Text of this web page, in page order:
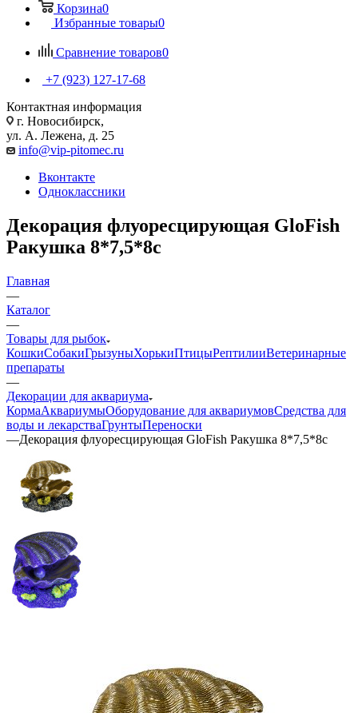
Корзина0
Избранные товары0
Сравнение товаров0
+7 (923) 127-17-68
Контактная информация
г. Новосибирск,
ул. А. Лежена, д. 25
info@vip-pitomec.ru
Вконтакте
Одноклассники
Декорация флуоресцирующая GloFish
Ракушка 8*7,5*8с
Главная
—
Каталог
—
Товары для рыбок
КошкиСобакиГрызуныХорькиПтицыРептилииВетеринарные
препараты
—
Декорации для аквариума
КормаАквариумыОборудование для аквариумовСредства для
воды и лекарстваГрунтыПереноски
—Декорация флуоресцирующая GloFish Ракушка 8*7,5*8с